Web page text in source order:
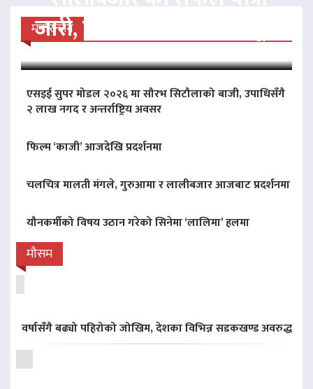
मनोरन्जन
जारी, प्रदर्शनको ५१औँ दिन पूरा
एसइई सुपर मोडल २०२६ मा सौरभ सिटौलाको बाजी, उपाधिसँगै
२ लाख नगद र अन्तर्राष्ट्रिय अवसर
फिल्म ‘काजी’ आजदेखि प्रदर्शनमा
चलचित्र मालती मंगले, गुरुआमा र लालीबजार आजबाट प्रदर्शनमा
यौनकर्मीको विषय उठान गरेको सिनेमा ‘लालिमा’ हलमा
मौसम
वर्षासँगै बढ्यो पहिरोको जोखिम, देशका विभिन्न सडकखण्ड अवरुद्ध